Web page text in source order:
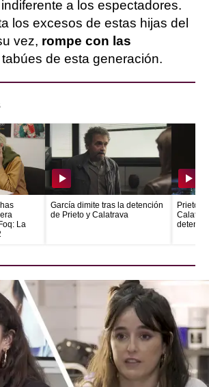
a los espectadores.
los excesos de estas hijas del
vez, rompe con las
de esta generación.
La
García dimite tras la detención
de Prieto y Calatrava
Prieto
el vacío y la soledad de
completa. Como anima
“Solo prueba a mirarlo”.